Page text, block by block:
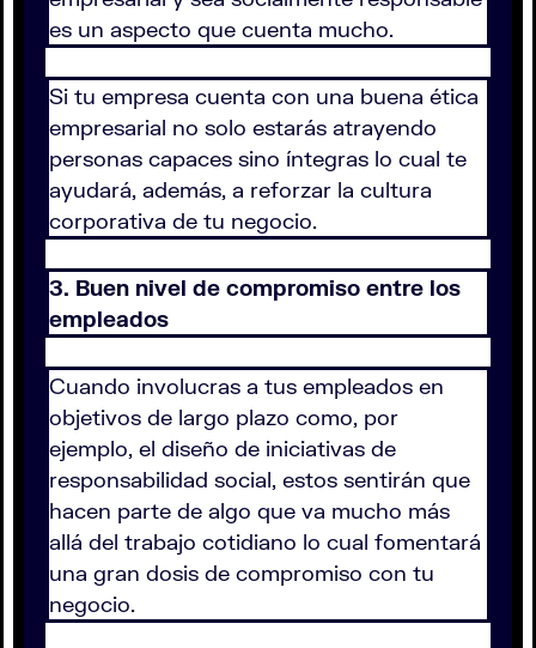
es un aspecto que cuenta mucho.
Si tu empresa cuenta con una buena ética
empresarial no solo estarás atrayendo
personas capaces sino íntegras lo cual te
ayudará, además, a reforzar la cultura
corporativa de tu negocio.
3. Buen nivel de compromiso entre los
empleados
Cuando involucras a tus empleados en
objetivos de largo plazo como, por
ejemplo, el diseño de iniciativas de
responsabilidad social, estos sentirán que
hacen parte de algo que va mucho más
allá del trabajo cotidiano lo cual fomentará
una gran dosis de compromiso con tu
negocio.